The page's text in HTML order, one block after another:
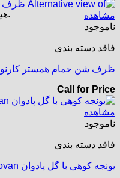
هیچ محصولی در سبد خرید نیست.
مشاهده
ناموجود
فاقد دسته بندی
ظرف شن حمام همستر کارنو
Call for Price
مشاهده
ناموجود
فاقد دسته بندی
یونجه کوهی با گل پادوان Alpine hay padovan